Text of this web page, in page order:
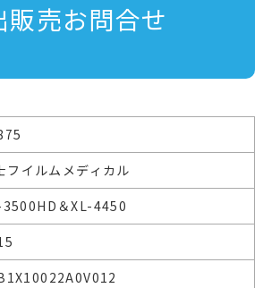
販売お問合せ
フイルムメディカル
3500HD＆XL-4450